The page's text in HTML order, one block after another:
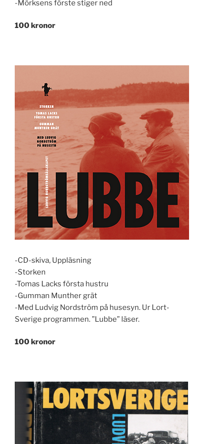
-Mörksens förste stiger ned
100 kronor
-CD-skiva, Uppläsning
-Storken
-Tomas Lacks första hustru
-Gumman Munther grät
-Med Ludvig Nordström på husesyn. Ur Lort-
Sverige programmen. ”Lubbe” läser.
100 kronor